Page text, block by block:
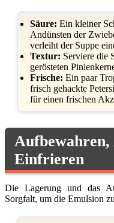
Säure: Ein kleiner
Andünsten der
verleiht der Suppe
Textur: Serviere die
gerösteten
Frische: Ein paar
frisch gehackte
für einen frischen
Einfrieren
Die Lagerung und das
Sorgfalt, um die Emulsion